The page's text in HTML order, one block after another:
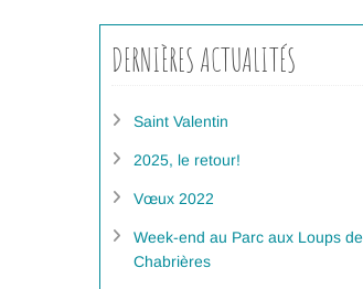
DERNIÈRES ACTUALITÉS
Saint Valentin
2025, le retour!
Vœux 2022
Week-end au Parc aux Loups de
Chabrières